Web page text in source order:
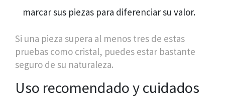
marcar sus piezas para diferenciar su valor.
Si una pieza supera al menos tres de estas
pruebas como cristal, puedes estar bastante
seguro de su naturaleza.
Uso recomendado y cuidados